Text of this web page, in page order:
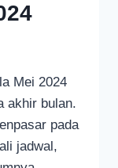
Mei 2024
akhir bulan.
pada
jadwal,